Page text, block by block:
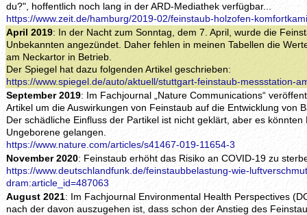
du?", hoffentlich noch lang in der ARD-Mediathek verfügbar...
https://www.zeit.de/hamburg/2019-02/feinstaub-holzofen-
April 2019: In der Nacht zum Sonntag, dem 7. April, wurde die
Unbekannten angezündet. Daher fehlen in meinen Tabellen die
am Neckartor in Betrieb.
Der Spiegel hat dazu folgenden Artikel geschrieben:
https://www.spiegel.de/auto/aktuell/stuttgart-feinstaub-messstation-
September 2019: Im Fachjournal „Nature Communications“
Artikel um die Auswirkungen von Feinstaub auf die Entwicklung von
Der schädliche Einfluss der Partikel ist nicht geklärt, aber es
Ungeborene gelangen.
https://www.nature.com/articles/s41467-019-11654-3
November 2020: Feinstaub erhöht das Risiko an COVID-19 zu
https://www.deutschlandfunk.de/feinstaubbelastung-wie-
dram:article_id=487063
August 2021: Im Fachjournal Environmental Health Perspectives
nach der davon auszugehen ist, dass schon der Anstieg des